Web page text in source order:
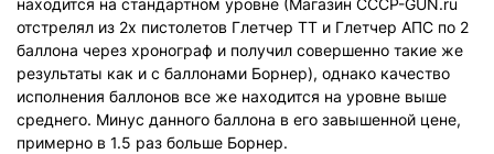
находится на стандартном уровне (Магазин CCCP-GUN.ru
отстрелял из 2х пистолетов Глетчер ТТ и Глетчер АПС по 2
баллона через хронограф и получил совершенно такие же
результаты как и с баллонами Борнер), однако качество
исполнения баллонов все же находится на уровне выше
среднего. Минус данного баллона в его завышенной цене,
примерно в 1.5 раз больше Борнер.